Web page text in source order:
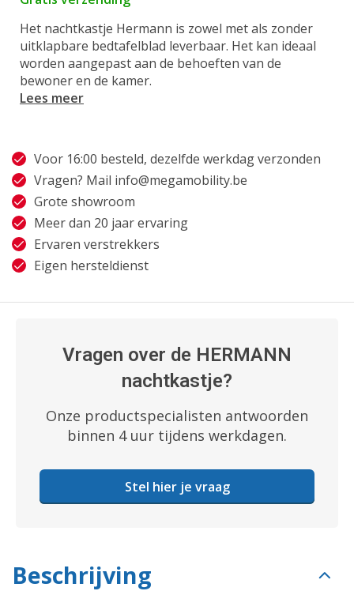
Het nachtkastje Hermann is zowel met als zonder
uitklapbare bedtafelblad leverbaar. Het kan ideaal
worden aangepast aan de behoeften van de
bewoner en de kamer.
Lees meer
Voor 16:00 besteld, dezelfde werkdag verzonden
Vragen? Mail info@megamobility.be
Grote showroom
Meer dan 20 jaar ervaring
Ervaren verstrekkers
Eigen hersteldienst
Vragen over de HERMANN
nachtkastje?
Onze productspecialisten antwoorden
binnen 4 uur tijdens werkdagen.
Stel hier je vraag
Beschrijving